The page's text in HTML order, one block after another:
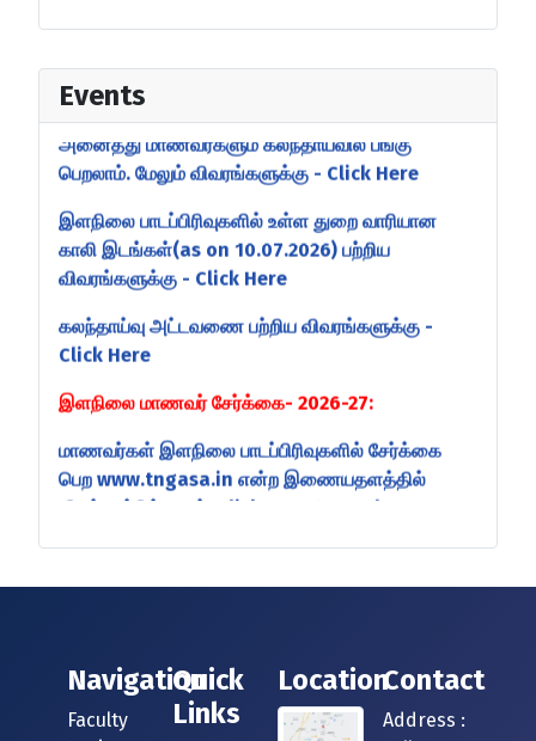
Events
அனைத்து மாணவர்களும் கலந்தாய்வில் பங்கு
இளநிலை பாடப்பிரிவுகளில் உள்ள துறை வாரியான
காலி இடங்கள்(as on 10.07.2026) பற்றிய
விவரங்களுக்கு - Click Here
கலந்தாய்வு அட்டவணை பற்றிய விவரங்களுக்கு -
Click Here
இளநிலை மாணவர் சேர்க்கை- 2026-27:
மாணவர்கள் இளநிலை பாடப்பிரிவுகளில் சேர்க்கை
பெற www.tngasa.in என்ற இணையதளத்தில்
விண்ணப்பிக்கலாம். Click Here to apply
மற்றும் வழிகாட்டுதல் தொடர்பாக மாணவர்கள்
Navigation
Faculty
Quick
Links
LocationContact
Address :